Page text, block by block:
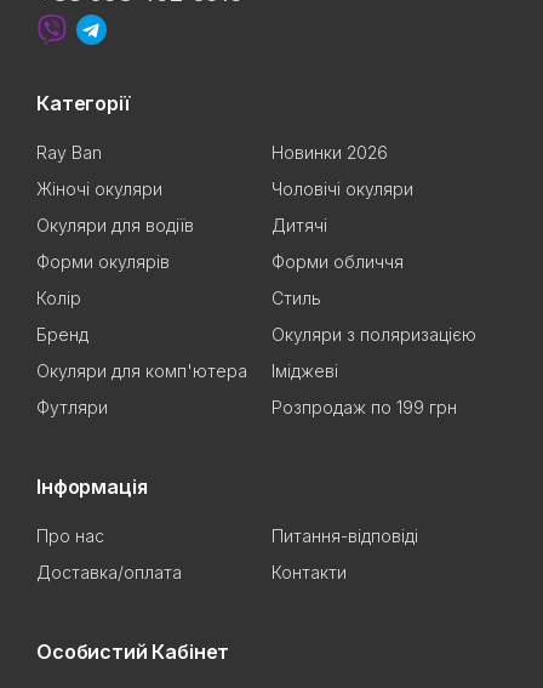
Категорії
Ray Ban
Новинки 2026
Жіночі окуляри
Чоловічі окуляри
Окуляри для водіїв
Дитячі
Форми окулярів
Форми обличчя
Колір
Стиль
Бренд
Окуляри з поляризацією
Окуляри для комп'ютера
Іміджеві
Футляри
Розпродаж по 199 грн
Інформація
Про нас
Питання-відповіді
Доставка/оплата
Контакти
Особистий Кабінет